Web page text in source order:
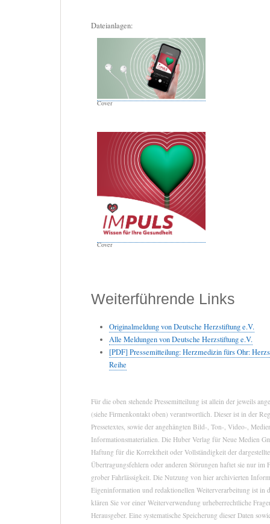
Dateianlagen:
Cover
Cover
Weiterführende Links
Originalmeldung von Deutsche Herzstiftung e.V.
Alle Meldungen von Deutsche Herzstiftung e.V.
[PDF] Pressemitteilung: Herzmedizin fürs Ohr:
Reihe
Für die oben stehende Pressemitteilung ist allein der jeweils
(siehe Firmenkontakt oben) verantwortlich. Dieser ist in der
Pressetextes, sowie der angehängten Bild-, Ton-, Video-,
Informationsmaterialien. Die Huber Verlag für Neue Medien
Haftung für die Korrektheit oder Vollständigkeit der
Übertragungsfehlern oder anderen Störungen haftet sie nur im
grober Fahrlässigkeit. Die Nutzung von hier archivierten
Eigeninformation und redaktionellen Weiterverarbeitung ist in
klären Sie vor einer Weiterverwendung urheberrechtliche
Herausgeber. Eine systematische Speicherung dieser Daten